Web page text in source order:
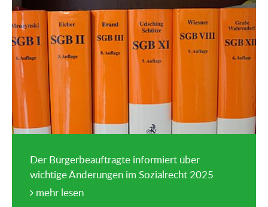
Der Bürgerbeauftragte informiert über
wichtige Änderungen im Sozialrecht 2025
mehr lesen